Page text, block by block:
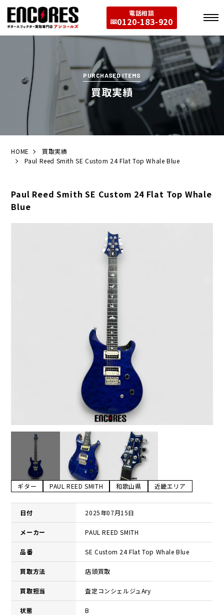
電話相談
0120-183-920
PURCHASED ITEMS
買取実績
HOME
買取実績
Paul Reed Smith SE Custom 24 Flat Top Whale Blue
Paul Reed Smith SE Custom 24 Flat Top Whale
Blue
ギター PAUL REED SMITH 和歌山県 近畿エリア
日付 2025年07月15日
メーカー PAUL REED SMITH
品番 SE Custom 24 Flat Top Whale Blue
買取方法 店頭買取
買取担当 査定コンシェルジュAry
状態 B